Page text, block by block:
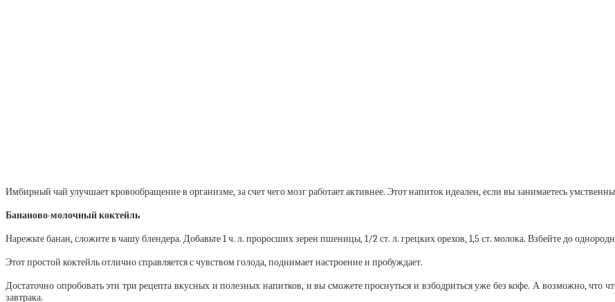
Имбирный чай улучшает кровообращение в организме, за счет чего мозг работает активнее. Этот напиток идеален, если вы занимаетесь
Бананово-молочный коктейль
Нарежьте банан, сложите в чашу блендера. Добавьте 1 ч. л. проросших зерен пшеницы, 1/2 ст. л. грецких орехов, 1,5 ст. молока. Взбейте до
Этот простой коктейль отлично справляется с чувством голода, поднимает настроение и пробуждает.
Достаточно опробовать эти три рецепта вкусных и полезных напитков, и вы сможете проснуться и взбодриться уже без кофе. А возможно,
завтрака.